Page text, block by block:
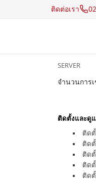
ติดต่อเรา
SERVER
จำนวนการ
ติดตั้งและดูแ
ติดตั้
ติดตั้
ติดตั้
ติดตั้
ติดตั้